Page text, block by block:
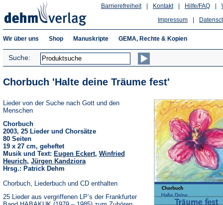
Hilfe/FAQ
Kontakt
Barrierefreiheit
Impressum
Wir über uns Shop Manuskripte GEMA, Rechte & Kopien
Suche:
Chorbuch 'Halte deine Träume fest'
Lieder von der Suche nach Gott und den
Menschen
Chorbuch
2003, 25 Lieder und Chorsätze
80 Seiten
19 x 27 cm, geheftet
Musik und Text: Eugen Eckert, Winfried
Heurich, Jürgen Kandziora
Hrsg.: Patrick Dehm
Chorbuch, Liederbuch und CD enthalten
25 Lieder aus vergriffenen LP’s der Frankfurter